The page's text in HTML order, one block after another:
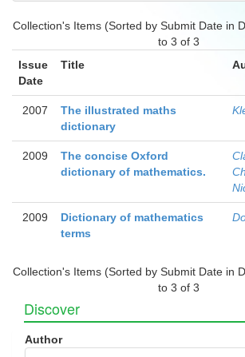
Collection's Items (Sorted by Submit Date in
to 3 of 3
Issue
Date
Title
2007
The illustrated maths
dictionary
2009
The concise Oxford
dictionary of mathematics.
2009
Dictionary of mathematics
terms
Collection's Items (Sorted by Submit Date in
to 3 of 3
Discover
Author